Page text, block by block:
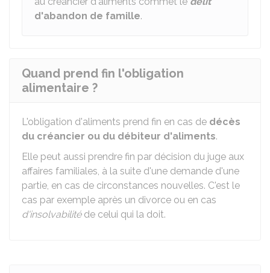
d'abandon de famille.
Quand prend fin l'obligation
alimentaire ?
L'obligation d'aliments prend fin en cas de décès
du créancier ou du débiteur d'aliments.
Elle peut aussi prendre fin par décision du juge aux
affaires familiales, à la suite d'une demande d'une
partie, en cas de circonstances nouvelles. C'est le
cas par exemple après un divorce ou en cas
d'insolvabilitéde celui qui la doit.